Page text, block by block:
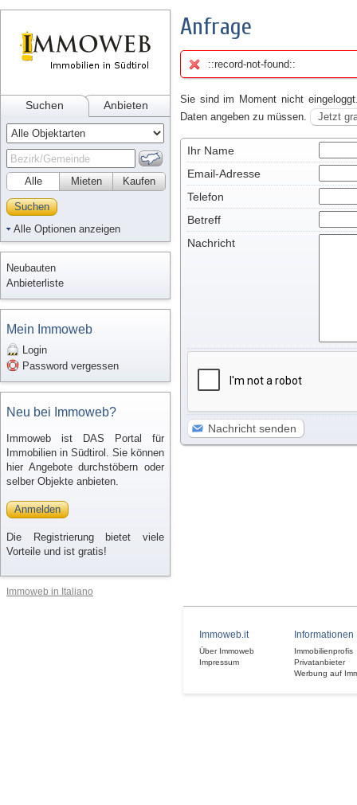
Suchen Anbieten
Alle Kaufen
Mieten
Suchen
Alle Optionen anzeigen
Neubauten
Anbieterliste
Mein Immoweb
Login
Password vergessen
Neu bei Immoweb?
Immoweb ist DAS Portal für
Immobilien in Südtirol. Sie können
hier Angebote durchstöbern oder
selber Objekte anbieten.
Anmelden
Die Registrierung bietet viele
Vorteile und ist gratis!
Immoweb in Italiano
Anfrage
::record-not-found::
Sie sind im Moment nicht
Daten angeben zu müssen.
Jetzt
Ihr Name
Email-Adresse
Telefon
Betreff
Nachricht
Nachricht senden
Immoweb.it
Über Immoweb
Impressum
Informationen
Immobilienprofis
Privatanbieter
Werbung auf